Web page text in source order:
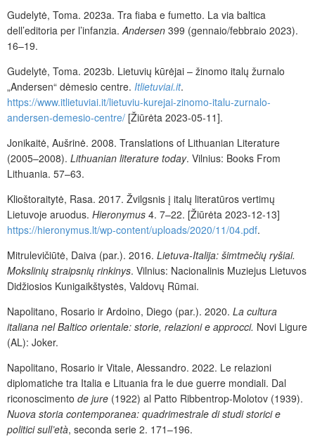
Gudelytė, Toma. 2023a. Tra fiaba e fumetto. La via baltica
dell’editoria per l’infanzia. Andersen 399 (gennaio/febbraio 2023).
16–19.
Gudelytė, Toma. 2023b. Lietuvių kūrėjai – žinomo italų žurnalo
„Andersen“ dėmesio centre. Itlietuviai.it.
https://www.itlietuviai.it/lietuviu-kurejai-zinomo-italu-zurnalo-
andersen-demesio-centre/ [Žiūrėta 2023-05-11].
Jonikaitė, Aušrinė. 2008. Translations of Lithuanian Literature
(2005–2008). Lithuanian literature today. Vilnius: Books From
Lithuania. 57–63.
Klioštoraitytė, Rasa. 2017. Žvilgsnis į italų literatūros vertimų
Lietuvoje aruodus. Hieronymus 4. 7–22. [Žiūrėta 2023-12-13]
https://hieronymus.lt/wp-content/uploads/2020/11/04.pdf.
Mitrulevičiūtė, Daiva (par.). 2016. Lietuva-Italija: šimtmečių ryšiai.
Mokslinių straipsnių rinkinys. Vilnius: Nacionalinis Muziejus Lietuvos
Didžiosios Kunigaikštystės, Valdovų Rūmai.
Napolitano, Rosario ir Ardoino, Diego (par.). 2020. La cultura
italiana nel Baltico orientale: storie, relazioni e approcci. Novi Ligure
(AL): Joker.
Napolitano, Rosario ir Vitale, Alessandro. 2022. Le relazioni
diplomatiche tra Italia e Lituania fra le due guerre mondiali. Dal
riconoscimento de jure (1922) al Patto Ribbentrop-Molotov (1939).
Nuova storia contemporanea: quadrimestrale di studi storici e
politici sull’età, seconda serie 2. 171–196.